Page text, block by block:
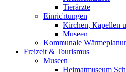
Tierärzte
Einrichtungen
Kirchen, Kapellen
Museen
Kommunale
Freizeit & Tourismus
Museen
Heimatmuseum